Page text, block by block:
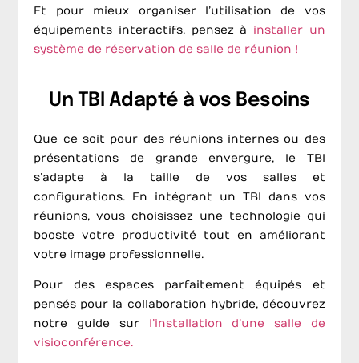
Et pour mieux organiser l’utilisation de vos
équipements interactifs, pensez à installer un
système de réservation de salle de réunion !
Un TBI Adapté à vos Besoins
Que ce soit pour des réunions internes ou des
présentations de grande envergure, le TBI
s’adapte à la taille de vos salles et
configurations. En intégrant un TBI dans vos
réunions, vous choisissez une technologie qui
booste votre productivité tout en améliorant
votre image professionnelle.
Pour des espaces parfaitement équipés et
pensés pour la collaboration hybride, découvrez
notre guide sur l’installation d’une salle de
visioconférence.